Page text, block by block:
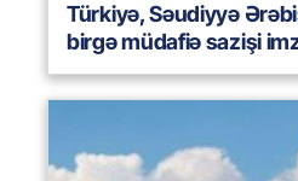
Türkiyə, Səudiyyə
birgə müdafiə sazişi